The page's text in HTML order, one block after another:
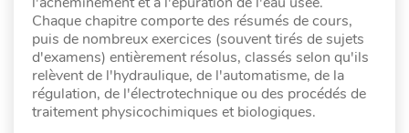
Chaque chapitre comporte des résumés de cours,
puis de nombreux exercices (souvent tirés de sujets
d'examens) entièrement résolus, classés selon qu'ils
relèvent de l'hydraulique, de l'automatisme, de la
régulation, de l'électrotechnique ou des procédés de
traitement physicochimiques et biologiques.